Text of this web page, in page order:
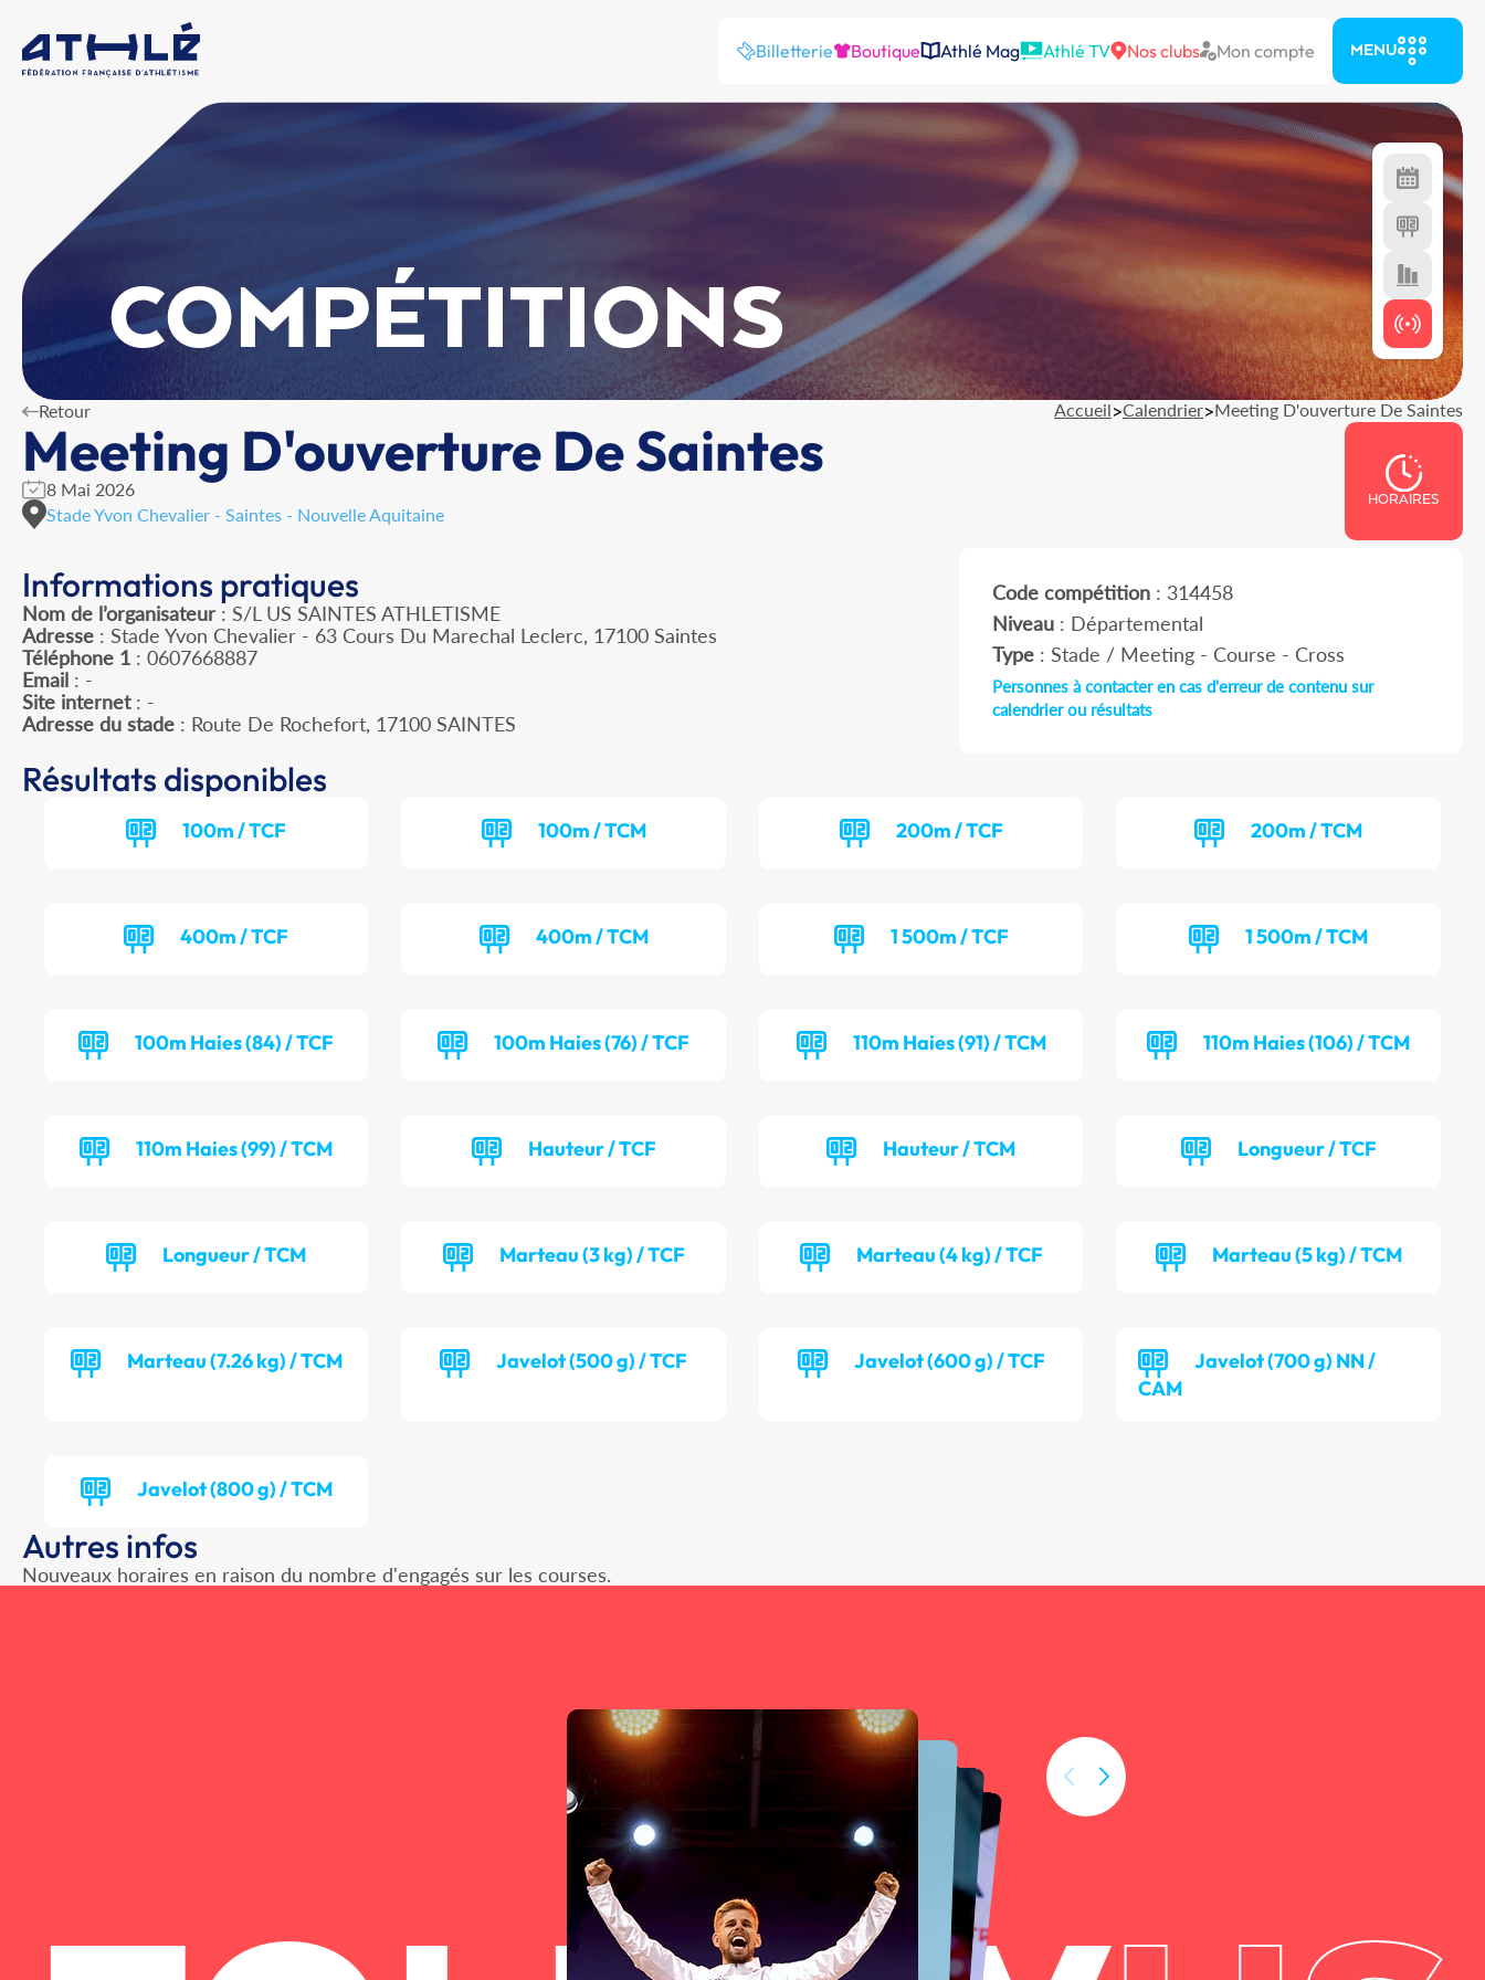
Billetterie Boutique Athlé Mag Athlé TV Nos clubs Mon compte MENU
COMPÉTITIONS
Retour Accueil>Calendrier>Meeting D'ouverture De Saintes
Meeting D'ouverture De Saintes
8 Mai 2026
Stade Yvon Chevalier - Saintes - Nouvelle Aquitaine
HORAIRES
Informations pratiques
Nom de l’organisateur : S/L US SAINTES ATHLETISME
Adresse : Stade Yvon Chevalier - 63 Cours Du Marechal Leclerc, 17100 Saintes
Téléphone 1 : 0607668887
Email : -
Site internet: -
Adresse du stade : Route De Rochefort, 17100 SAINTES
Code compétition: 314458
Niveau: Départemental
Type: Stade / Meeting - Course - Cross
Personnes à contacter en cas d'erreur de contenu sur
calendrier ou résultats
Résultats disponibles
100m / TCF 100m / TCM 200m / TCF 200m / TCM
400m / TCF 400m / TCM 1 500m / TCF 1 500m / TCM
100m Haies (84) / TCF 100m Haies (76) / TCF 110m Haies (91) / TCM 110m Haies (106) / TCM
110m Haies (99) / TCM Hauteur / TCF Hauteur / TCM Longueur / TCF
Longueur / TCM Marteau (3 kg) / TCF Marteau (4 kg) / TCF Marteau (5 kg) / TCM
Marteau (7.26 kg) / TCM Javelot (500 g) / TCF Javelot (600 g) / TCF
Javelot (700 g) NN /
CAM
Javelot (800 g) / TCM
Autres infos
Nouveaux horaires en raison du nombre d'engagés sur les courses.